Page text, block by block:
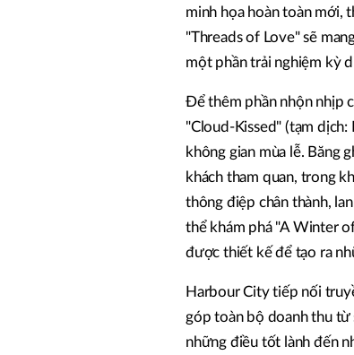
minh họa hoàn toàn mới,
"Threads of Love" sẽ
một phần trải nghiệm kỳ
Để thêm phần nhộn nhịp
"Cloud-Kissed" (tạm dịch:
không gian mùa lễ. Băng
khách tham quan, trong
thông điệp chân thành,
thể khám phá "A Winter
được thiết kế để tạo ra
Harbour City tiếp nối
góp toàn bộ doanh thu từ
những điều tốt lành đến